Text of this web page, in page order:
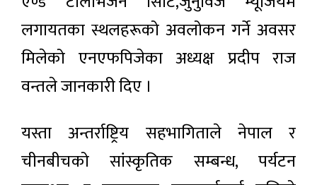
लगायतका स्थलहरूको अवलोकन गर्ने अवसर
मिलेको एनएफपिजेका अध्यक्ष प्रदीप राज
वन्तले जानकारी दिए ।
यस्ता अन्तर्राष्ट्रिय सहभागिताले नेपाल र
चीनबीचको सांस्कृतिक सम्बन्ध, पर्यटन